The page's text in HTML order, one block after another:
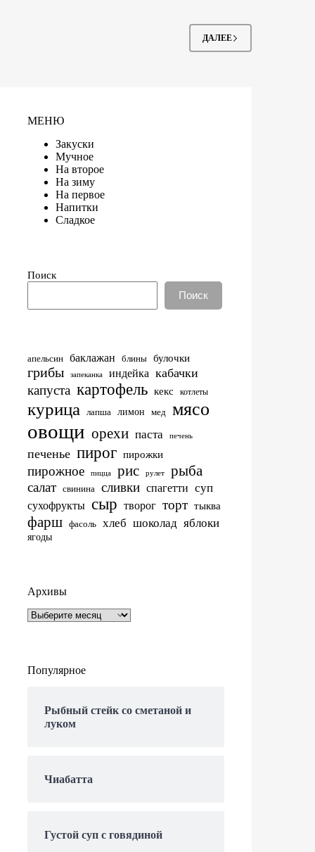
ДАЛЕЕ
МЕНЮ
Закуски
Мучное
На второе
На зиму
На первое
Напитки
Сладкое
Поиск
Поиск
апельсин баклажан блины булочки
грибы запеканка индейка кабачки
капуста картофель кекс котлеты
курица лапша лимон мед мясо
овощи орехи паста печень
печенье пирог пирожки
пирожное пицца рис рулет рыба
салат свинина сливки спагетти суп
сухофрукты сыр творог торт тыква
фарш фасоль хлеб шоколад яблоки
ягоды
Архивы
Архивы
Популярное
Рыбный стейк со сметаной и
луком
Чиабатта
Густой суп с говядиной